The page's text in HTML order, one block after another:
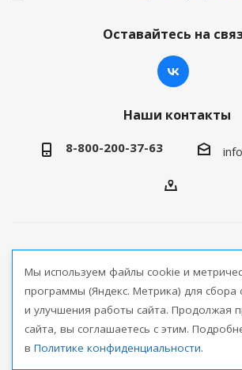
Оставайтесь на
Наши контакты
8-800-200-37-63
продукции
Версия для печати
Мы используем файлы cookie и
программы (Яндекс. Метрика) для сбора
и улучшения работы сайта. Продолжая
сайта, вы соглашаетесь с этим.
в Политике конфиденциальности.